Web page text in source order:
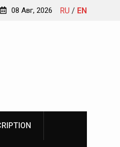
RU / EN
08 Авг, 2026